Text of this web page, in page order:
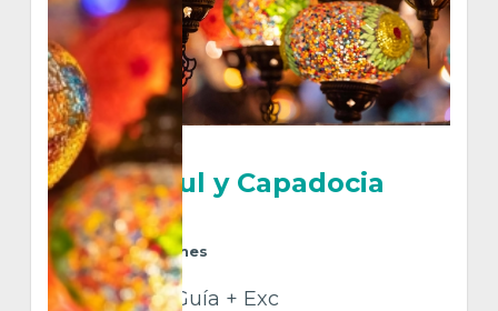
Estambul y Capadocia
2x1
6Días5Noches
Htl + Trf + Guía + Exc